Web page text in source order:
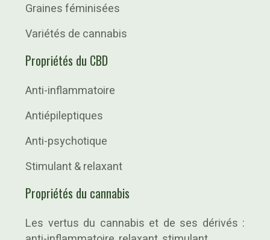
Graines féminisées
Variétés de cannabis
Propriétés du CBD
Anti-inflammatoire
Antiépileptiques
Anti-psychotique
Stimulant & relaxant
Propriétés du cannabis
Les vertus du cannabis et de ses dérivés :